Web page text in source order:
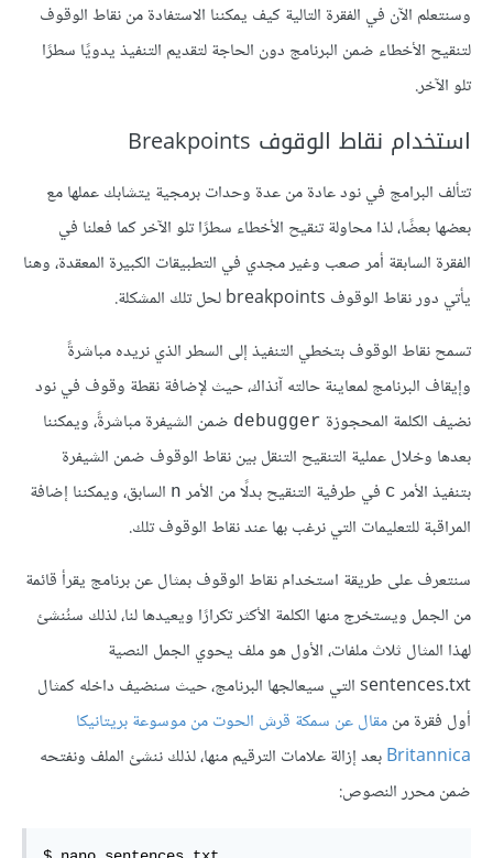
وسنتعلم الآن في الفقرة التالية كيف يمكننا الاستفادة من نقاط الوقوف
لتنقيح الأخطاء ضمن البرنامج دون الحاجة لتقديم التنفيذ يدويًا سطرًا
تلو الآخر.
استخدام نقاط الوقوف Breakpoints
تتألف البرامج في نود عادة من عدة وحدات برمجية يتشابك عملها مع
بعضها بعضًا، لذا محاولة تنقيح الأخطاء سطرًا تلو الآخر كما فعلنا في
الفقرة السابقة أمر صعب وغير مجدي في التطبيقات الكبيرة المعقدة، وهنا
يأتي دور نقاط الوقوف breakpoints لحل تلك المشكلة.
تسمح نقاط الوقوف بتخطي التنفيذ إلى السطر الذي نريده مباشرةً
وإيقاف البرنامج لمعاينة حالته آنذاك، حيث لإضافة نقطة وقوف في نود
نضيف الكلمة المحجوزة ‎debugger‎ ضمن الشيفرة مباشرةً، ويمكننا
بعدها وخلال عملية التنقيح التنقل بين نقاط الوقوف ضمن الشيفرة
بتنفيذ الأمر ‎c‎ في طرفية التنقيح بدلًا من الأمر ‎n‎ السابق، ويمكننا إضافة
المراقبة للتعليمات التي نرغب بها عند نقاط الوقوف تلك.
سنتعرف على طريقة استخدام نقاط الوقوف بمثال عن برنامج يقرأ قائمة
من الجمل ويستخرج منها الكلمة الأكثر تكرارًا ويعيدها لنا، لذلك سنُنشئ
لهذا المثال ثلاث ملفات، الأول هو ملف يحوي الجمل النصية
‎sentences.txt‎ التي سيعالجها البرنامج، حيث سنضيف داخله كمثال
أول فقرة منمقال عن سمكة قرش الحوت من موسوعة بريتانيكا
Britannicaبعد إزالة علامات الترقيم منها، لذلك ننشئ الملف ونفتحه
ضمن محرر النصوص: